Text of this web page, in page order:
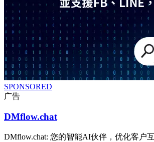
SPONSORED
广告
DMflow.chat
DMflow.chat: 您的智能AI伙伴，优化客户